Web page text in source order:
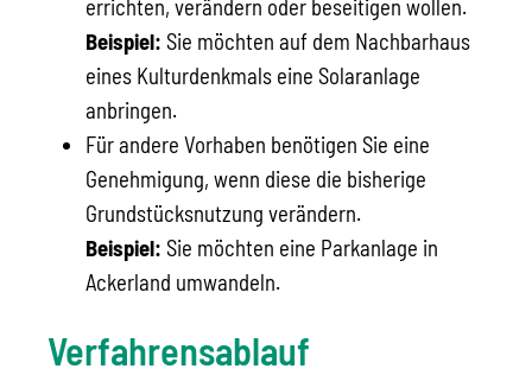
errichten, verändern oder beseitigen wollen.
Beispiel: Sie möchten auf dem Nachbarhaus
eines Kulturdenkmals eine Solaranlage
anbringen.
Für andere Vorhaben benötigen Sie eine
Genehmigung, wenn diese die bisherige
Grundstücksnutzung verändern.
Beispiel: Sie möchten eine Parkanlage in
Ackerland umwandeln.
Verfahrensablauf